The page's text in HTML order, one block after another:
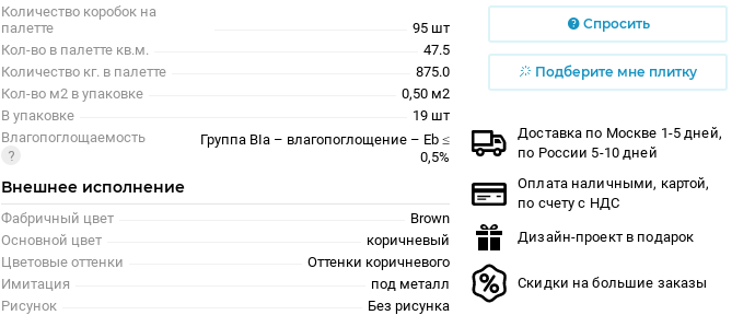
Количество коробок на
палетте
95 шт
Кол-во в палетте кв.м.
47.5
Количество кг. в палетте
875.0
Кол-во м2 в упаковке
0,50 м2
В упаковке
19 шт
Влагопоглощаемость
Группа BIa – влагопоглощение – Eb ≤
0,5%
Внешнее исполнение
Фабричный цвет
Brown
Основной цвет
коричневый
Цветовые оттенки
Оттенки коричневого
Имитация
под металл
Рисунок
Без рисунка
Спросить
Подберите мне плитку
Доставка по Москве 1-5 дней,
по России 5-10 дней
Оплата наличными, картой,
по счету с НДС
Дизайн-проект в подарок
Скидки на большие заказы